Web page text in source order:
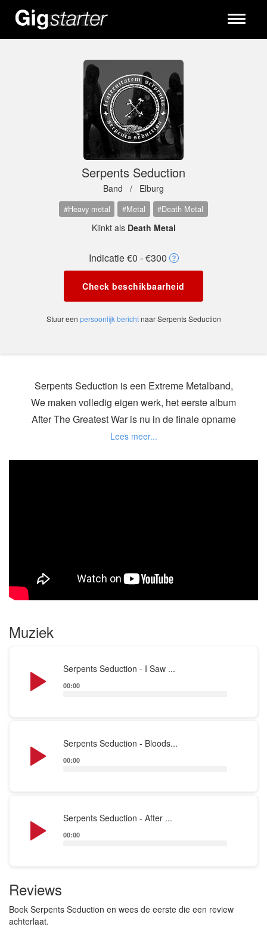
Toggle
Serpents Seduction
Band / Elburg
#Heavy metal #Metal #Death Metal
Klinkt als Death Metal
Indicatie €0 - €300
Check beschikbaarheid
Stuur een persoonlijk berichtnaar Serpents Seduction
Serpents Seduction is een Extreme Metalband,
We maken volledig eigen werk, het eerste album
After The Greatest War is nu in de finale opname
fase.
Muziek
Serpents Seduction - I Saw ...
Player
00:00
Serpents Seduction - Bloods...
Player
00:00
Serpents Seduction - After ...
Player
00:00
Reviews
Boek Serpents Seduction en wees de eerste die een review
achterlaat.